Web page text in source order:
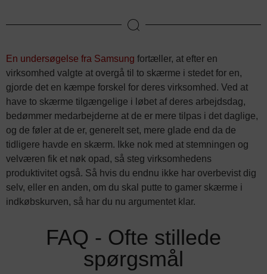
En undersøgelse fra Samsung fortæller, at efter en
virksomhed valgte at overgå til to skærme i stedet for en,
gjorde det en kæmpe forskel for deres virksomhed. Ved at
have to skærme tilgængelige i løbet af deres arbejdsdag,
bedømmer medarbejderne at de er mere tilpas i det daglige,
og de føler at de er, generelt set, mere glade end da de
tidligere havde en skærm. Ikke nok med at stemningen og
velværen fik et nøk opad, så steg virksomhedens
produktivitet også. Så hvis du endnu ikke har overbevist dig
selv, eller en anden, om du skal putte to gamer skærme i
indkøbskurven, så har du nu argumentet klar.
FAQ - Ofte stillede
spørgsmål